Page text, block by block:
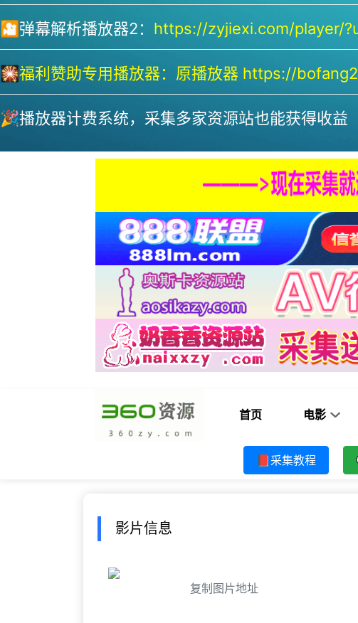
🎦弹幕解析播放器2： https://zyjiexi.com/player/
🎇福利赞助专用播放器： 原播放器 https://
🎉播放器计费系统，采集多家资源站也能获得收益
首页 电影
📕采集教程
影片信息
复制图片地址